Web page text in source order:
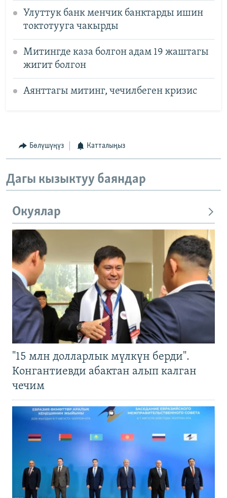
Улуттук банк менчик банктарды ишин
токтотууга чакырды
Митингде каза болгон адам 19 жаштагы
жигит болгон
Аянттагы митинг, чечилбеген кризис
Бөлүшүңүз Катталыңыз
Дагы кызыктуу баяндар
Окуялар
"15 млн долларлык мүлкүн берди".
Конгантиевди абактан алып калган
чечим